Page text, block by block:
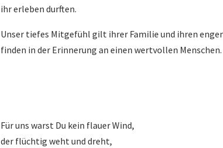
ihr erleben durften.
Unser tiefes Mitgefühl gilt ihrer Familie und ihren
finden in der Erinnerung an einen wertvollen Menschen.
Für uns warst Du kein flauer Wind,
der flüchtig weht und dreht,